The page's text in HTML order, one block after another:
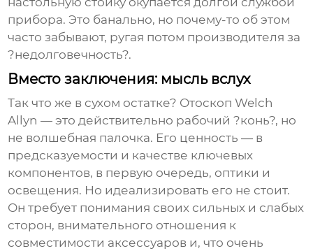
прибора. Это банально, но почему-то об этом
часто забывают, ругая потом производителя за
?недолговечность?.
Вместо заключения: мысль вслух
Так что же в сухом остатке? Отоскоп Welch
Allyn — это действительно рабочий ?конь?, но
не волшебная палочка. Его ценность — в
предсказуемости и качестве ключевых
компонентов, в первую очередь, оптики и
освещения. Но идеализировать его не стоит.
Он требует понимания своих сильных и слабых
сторон, внимательного отношения к
совместимости аксессуаров и, что очень